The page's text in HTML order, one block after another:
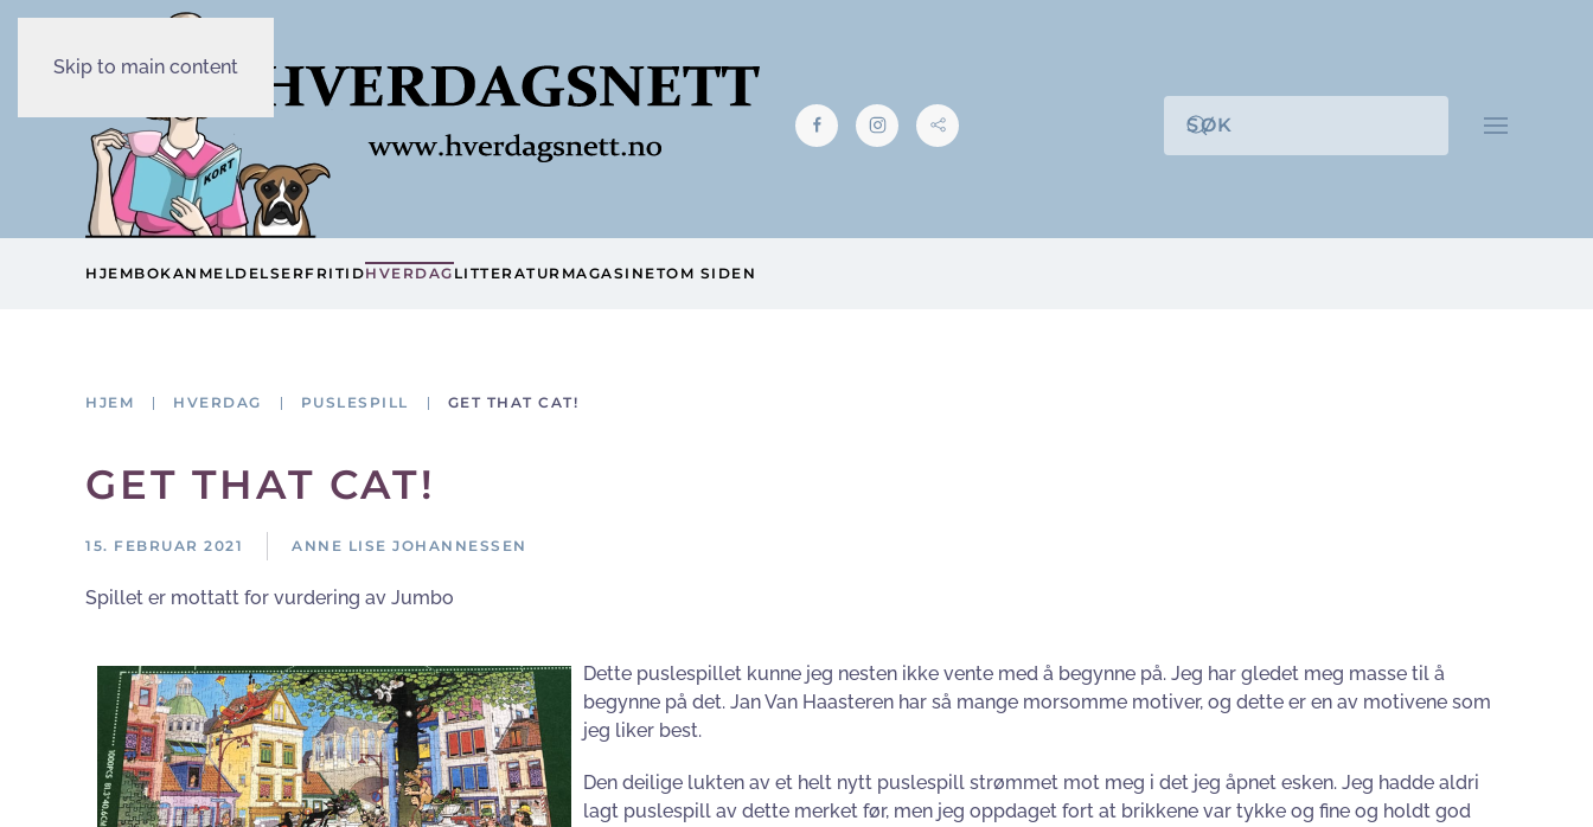
Skip to main content
HJEMBOKANMELDELSERFRITIDHVERDAG LITTERATUR MAGASINETOM SIDEN
HJEM HVERDAG PUSLESPILL GET THAT CAT!
GET THAT CAT!
15. FEBRUAR 2021 ANNE LISE JOHANNESSEN
Spillet er mottatt for vurdering av Jumbo
Dette puslespillet kunne jeg nesten ikke vente med å begynne på. Jeg har gledet meg masse til å
begynne på det. Jan Van Haasteren har så mange morsomme motiver, og dette er en av motivene som
jeg liker best.
Den deilige lukten av et helt nytt puslespill strømmet mot meg i det jeg åpnet esken. Jeg hadde aldri
lagt puslespill av dette merket før, men jeg oppdaget fort at brikkene var tykke og fine og holdt god